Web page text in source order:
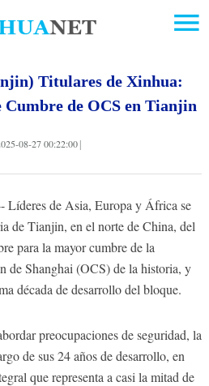
Titulares de Xinhua:
Cumbre de OCS en Tianjin
08-27 00:22:00
de Asia, Europa y África se
de Tianjin, en el norte de China, del
para la mayor cumbre de la
de Shanghai (OCS) de la historia, y
década de desarrollo del bloque.
preocupaciones de seguridad, la
de sus 24 años de desarrollo, en
que representa a casi la mitad de